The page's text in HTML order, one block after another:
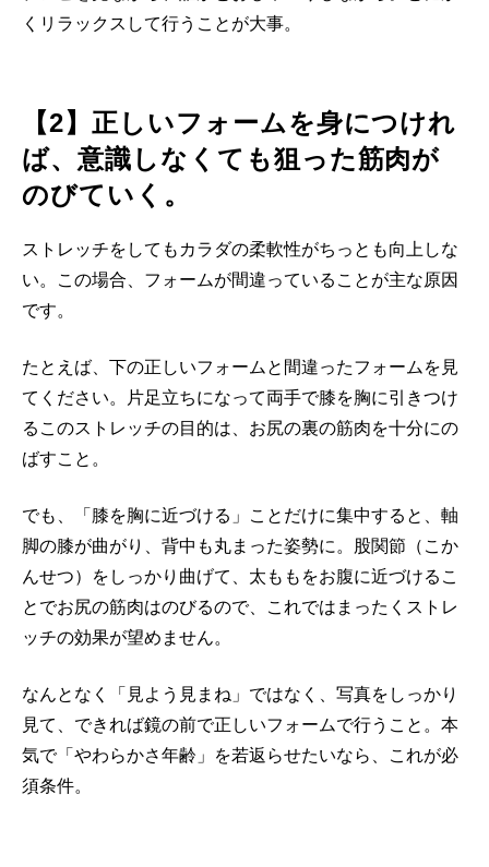
くリラックスして行うことが大事。
【2】正しいフォームを身につけれ
ば、意識しなくても狙った筋肉が
のびていく。
ストレッチをしてもカラダの柔軟性がちっとも向上しな
い。この場合、フォームが間違っていることが主な原因
です。
たとえば、下の正しいフォームと間違ったフォームを見
てください。片足立ちになって両手で膝を胸に引きつけ
るこのストレッチの目的は、お尻の裏の筋肉を十分にの
ばすこと。
でも、「膝を胸に近づける」ことだけに集中すると、軸
脚の膝が曲がり、背中も丸まった姿勢に。股関節（こか
んせつ）をしっかり曲げて、太ももをお腹に近づけるこ
とでお尻の筋肉はのびるので、これではまったくストレ
ッチの効果が望めません。
なんとなく「見よう見まね」ではなく、写真をしっかり
見て、できれば鏡の前で正しいフォームで行うこと。本
気で「やわらかさ年齢」を若返らせたいなら、これが必
須条件。